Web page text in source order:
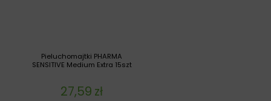
Pieluchomajtki PHARMA
SENSITIVE Medium Extra 15szt
27,59 zł